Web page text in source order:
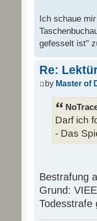
Ich schaue
gefesselt ist"
Re:
by Master of
Darf ich
- Das
Bestrafung
Grund:
Todesstrafe